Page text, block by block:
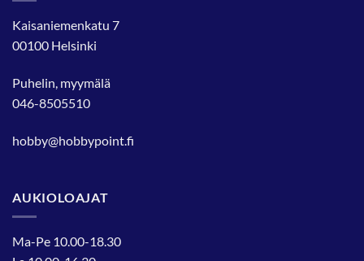
Kaisaniemenkatu 7
00100 Helsinki
Puhelin, myymälä
046-8505510
hobby@hobbypoint.fi
AUKIOLOAJAT
Ma-Pe 10.00-18.30